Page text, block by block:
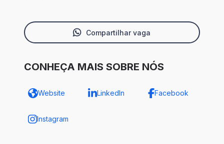
Compartilhar vaga
CONHEÇA MAIS SOBRE NÓS
Website LinkedIn Facebook
Instagram